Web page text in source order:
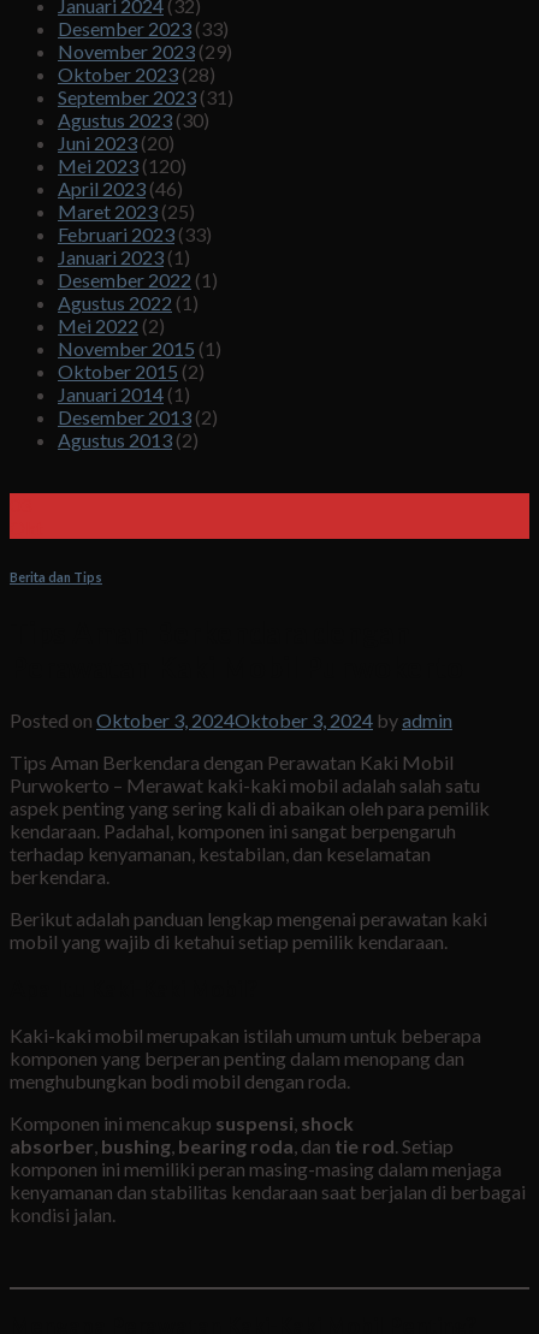
Januari 2024 (32)
Desember 2023 (33)
November 2023 (29)
Oktober 2023 (28)
September 2023 (31)
Agustus 2023 (30)
Juni 2023 (20)
Mei 2023 (120)
April 2023 (46)
Maret 2023 (25)
Februari 2023 (33)
Januari 2023 (1)
Desember 2022 (1)
Agustus 2022 (1)
Mei 2022 (2)
November 2015 (1)
Oktober 2015 (2)
Januari 2014 (1)
Desember 2013 (2)
Agustus 2013 (2)
Berita dan Tips
Posted on Oktober 3, 2024Oktober 3, 2024 byadmin
Tips Aman Berkendara dengan Perawatan Kaki Mobil
Purwokerto – Merawat kaki-kaki mobil adalah salah satu
aspek penting yang sering kali di abaikan oleh para pemilik
kendaraan. Padahal, komponen ini sangat berpengaruh
terhadap kenyamanan, kestabilan, dan keselamatan
berkendara.
Berikut adalah panduan lengkap mengenai perawatan kaki
mobil yang wajib di ketahui setiap pemilik kendaraan.
Kaki-kaki mobil merupakan istilah umum untuk beberapa
komponen yang berperan penting dalam menopang dan
menghubungkan bodi mobil dengan roda.
Komponen ini mencakup suspensi, shock
absorber, bushing, bearing roda, dan tie rod. Setiap
komponen ini memiliki peran masing-masing dalam menjaga
kenyamanan dan stabilitas kendaraan saat berjalan di berbagai
kondisi jalan.